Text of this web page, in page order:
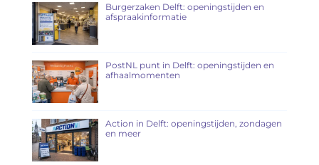
Burgerzaken Delft: openingstijden en
afspraakinformatie
PostNL punt in Delft: openingstijden en
afhaalmomenten
Action in Delft: openingstijden, zondagen
en meer